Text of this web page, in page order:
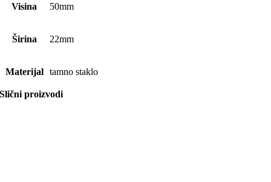
Visina 50mm
Širina 22mm
Materijal tamno staklo
Slični proizvodi